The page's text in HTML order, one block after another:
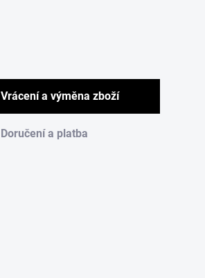
Vrácení a výměna zboží
Doručení a platba